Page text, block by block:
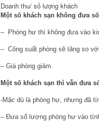
Doanh thu/ số lượng khách
Một số khách sạn không đưa
– Phòng hư thì không đưa vào
– Công suất phòng sẽ tăng so
– Giá phòng giảm
Một số khách sạn thì vẫn đưa
-Mặc dù là phòng hư, nhưng đã
– Đưa số lượng phòng hư vào